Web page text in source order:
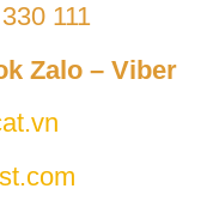
111
Zalo – Viber